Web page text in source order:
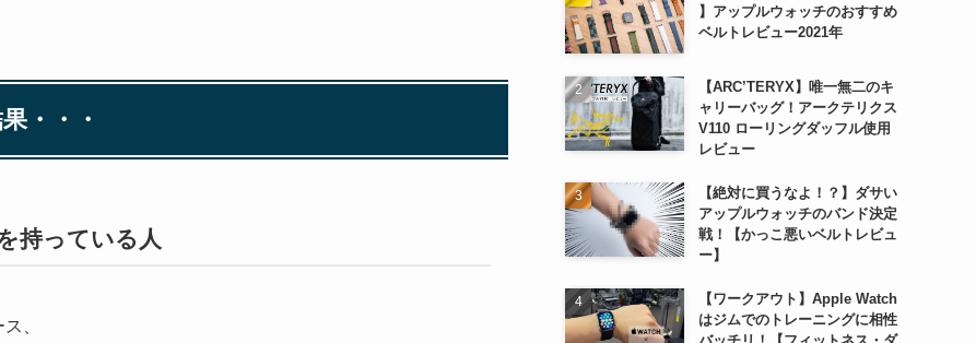
・・・
持っている人
、
】アップルウォッチのおすすめ
ベルトレビュー2021年
【ARC’TERYX】唯一無二のキ
ャリーバッグ！アークテリクス
V110 ローリングダッフル使用
レビュー
【絶対に買うなよ！？】ダサい
アップルウォッチのバンド決定
戦！【かっこ悪いベルトレビュ
ー】
【ワークアウト】Apple Watch
はジムでのトレーニングに相性